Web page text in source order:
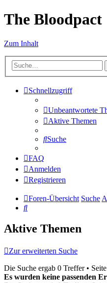
The Bloodpact
Zum Inhalt
Schnellzugriff
Unbeantwortete
Aktive Themen
Suche
FAQ
Anmelden
Registrieren
Foren-Übersicht Suche
Suche
Aktive Themen
Zur erweiterten Suche
Die Suche ergab 0 Treffer • Seite
Es wurden keine passenden